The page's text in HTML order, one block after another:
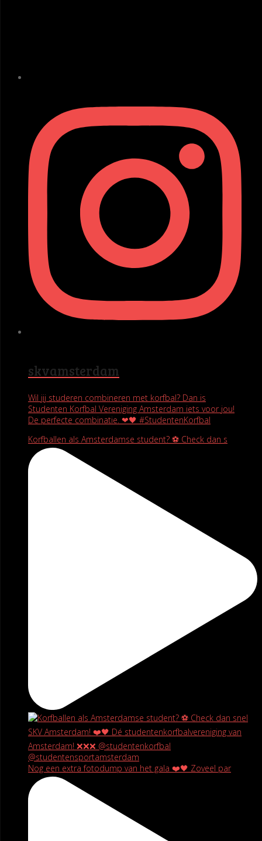
skvamsterdam
Wil jij studeren combineren met korfbal? Dan is
Studenten Korfbal Vereniging Amsterdam iets voor jou!
De perfecte combinatie. ❤🖤 #StudentenKorfbal
Korfballen als Amsterdamse student? ⚽️ Check dan s
Nog een extra fotodump van het gala ❤️🖤 Zoveel par